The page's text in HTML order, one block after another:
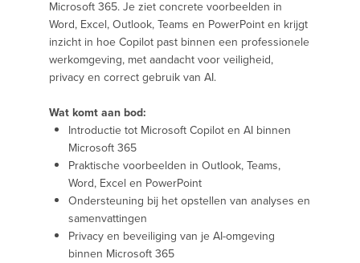
Microsoft 365. Je ziet concrete voorbeelden in
Word, Excel, Outlook, Teams en PowerPoint en krijgt
inzicht in hoe Copilot past binnen een professionele
werkomgeving, met aandacht voor veiligheid,
privacy en correct gebruik van AI.
Wat komt aan bod:
Introductie tot Microsoft Copilot en AI binnen
Microsoft 365
Praktische voorbeelden in Outlook, Teams,
Word, Excel en PowerPoint
Ondersteuning bij het opstellen van analyses en
samenvattingen
Privacy en beveiliging van je AI-omgeving
binnen Microsoft 365